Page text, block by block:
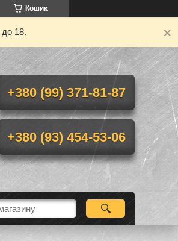
Кошик
18.
+380 (99) 371-81-87
+380 (93) 454-53-06